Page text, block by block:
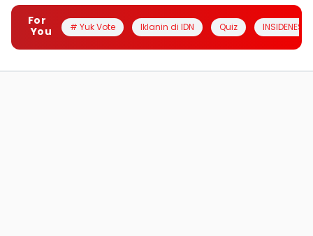
For
You
# Yuk Vote Iklanin di IDN Quiz INSIDENESIA